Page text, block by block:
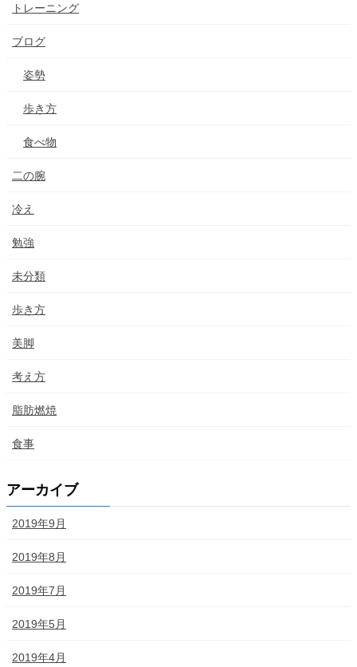
トレーニング
ブログ
姿勢
歩き方
食べ物
二の腕
冷え
勉強
未分類
歩き方
美脚
考え方
脂肪燃焼
食事
アーカイブ
2019年9月
2019年8月
2019年7月
2019年5月
2019年4月